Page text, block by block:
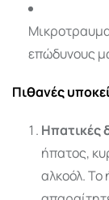
επώδυνους
Πιθανές
Ηπατικές
ήπατος,
αλκοόλ. Το